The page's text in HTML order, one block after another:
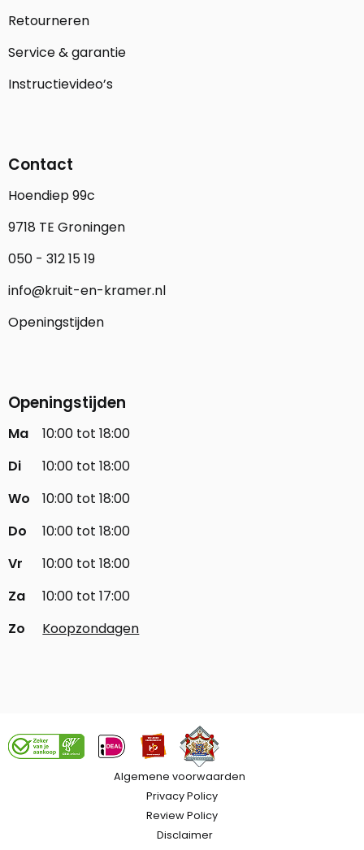
Retourneren
Service & garantie
Instructievideo’s
Contact
Hoendiep 99c
9718 TE Groningen
050 - 312 15 19
info@kruit-en-kramer.nl
Openingstijden
Openingstijden
Ma
10:00 tot 18:00
Di
10:00 tot 18:00
Wo
10:00 tot 18:00
Do
10:00 tot 18:00
Vr
10:00 tot 18:00
Za
10:00 tot 17:00
Zo
Koopzondagen
Algemene voorwaarden
Privacy Policy
Review Policy
Disclaimer